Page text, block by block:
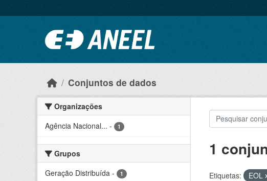
Conjuntos de dados
Organizações
Agência Nacional... - 1
Grupos
Geração Distribuída - 1
1
Etiquetas: EOL